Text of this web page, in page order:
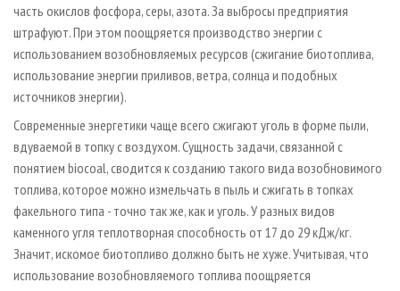
часть окислов фосфора, серы, азота. За выбросы предприятия
штрафуют. При этом поощряется производство энергии с
использованием возобновляемых ресурсов (сжигание биотоплива,
использование энергии приливов, ветра, солнца и подобных
источников энергии).
Современные энергетики чаще всего сжигают уголь в форме пыли,
вдуваемой в топку с воздухом. Сущность задачи, связанной с
понятием biocoal, сводится к созданию такого вида возобновимого
топлива, которое можно измельчать в пыль и сжигать в топках
факельного типа - точно так же, как и уголь. У разных видов
каменного угля теплотворная способность от 17 до 29 кДж/кг.
Значит, искомое биотопливо должно быть не хуже. Учитывая, что
использование возобновляемого топлива поощряется